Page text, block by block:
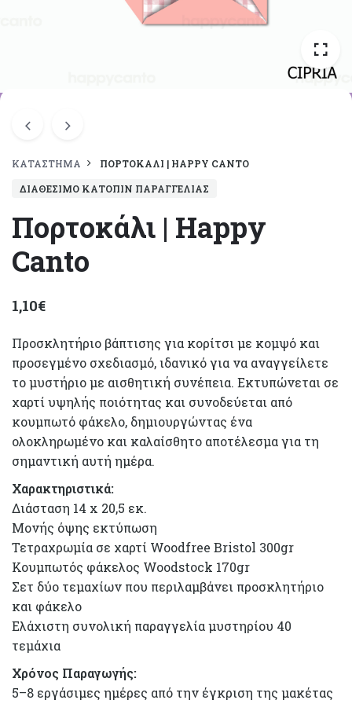
ΚΑΤΆΣΤΗΜΑ
ΠΟΡΤΟΚΆΛΙ | HAPPY CANTO
ΔΙΑΘΈΣΙΜΟ ΚΑΤΌΠΙΝ ΠΑΡΑΓΓΕΛΊΑΣ
Πορτοκάλι | Happy
Canto
1,10€
Προσκλητήριο βάπτισης για κορίτσι με κομψό και
προσεγμένο σχεδιασμό, ιδανικό για να αναγγείλετε
το μυστήριο με αισθητική συνέπεια. Εκτυπώνεται σε
χαρτί υψηλής ποιότητας και συνοδεύεται από
κουμπωτό φάκελο, δημιουργώντας ένα
ολοκληρωμένο και καλαίσθητο αποτέλεσμα για τη
σημαντική αυτή ημέρα.
Χαρακτηριστικά:
Διάσταση 14 x 20,5 εκ.
Μονής όψης εκτύπωση
Τετραχρωμία σε χαρτί Woodfree Bristol 300gr
Κουμπωτός φάκελος Woodstock 170gr
Σετ δύο τεμαχίων που περιλαμβάνει προσκλητήριο
και φάκελο
Ελάχιστη συνολική παραγγελία μυστηρίου 40
τεμάχια
Χρόνος Παραγωγής:
5–8 εργάσιμες ημέρες από την έγκριση της μακέτας